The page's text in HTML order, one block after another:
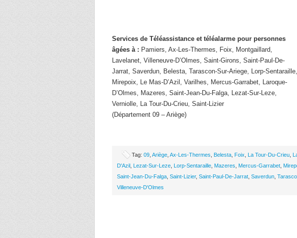
Services de Téléassistance et téléalarme pour personnes
âgées à : Pamiers, Ax-Les-Thermes, Foix, Montgaillard,
Lavelanet, Villeneuve-D’Olmes, Saint-Girons, Saint-Paul-De-
Jarrat, Saverdun, Belesta, Tarascon-Sur-Ariege, Lorp-Sentaraille,
Mirepoix, Le Mas-D’Azil, Varilhes, Mercus-Garrabet, Laroque-
D’Olmes, Mazeres, Saint-Jean-Du-Falga, Lezat-Sur-Leze,
Verniolle, La Tour-Du-Crieu, Saint-Lizier
(Département 09 – Ariège)
Tag: 09 Ariège Ax-Les-Thermes Belesta Foix La Tour-Du-Crieu
D'Azil Lezat-Sur-Leze Lorp-Sentaraille Mazeres Mercus-Garrabet
Saint-Jean-Du-Falga Saint-Lizier, Saint-Paul-De-Jarrat Saverdun
Villeneuve-D'Olmes